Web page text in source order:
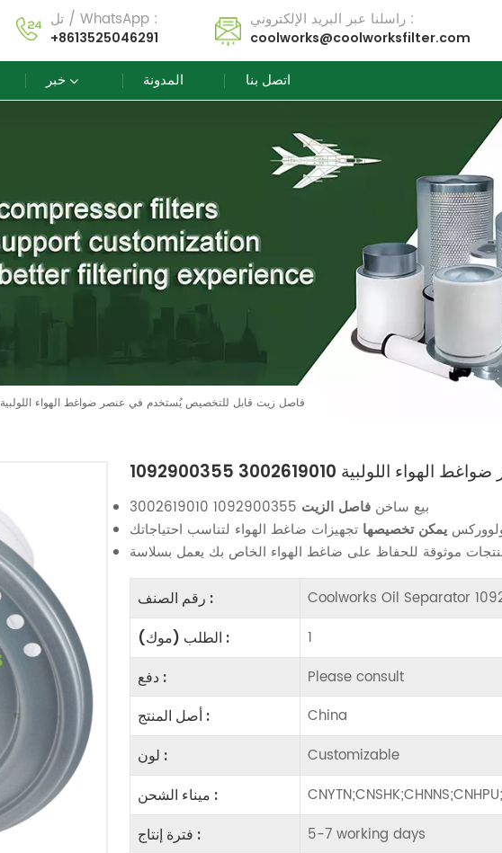
تل / WhatsApp :
+8613525046291
راسلنا عبر البريد الإلكتروني :
coolworks@coolworksfilter.com
خبر المدونة اتصل بنا
1092900355 3002619010 فاصل زيت قابل للتخصيص يُستخدم في عنصر ضواغط الهواء اللولبية
ضواغط الهواء اللولبية
بيع ساخنفاصل الزيت 1092900355 3002619010
يمكن تخصيصها
رقم الصنف : Coolworks Oil Separator
الطلب (موك) : 1
دفع : Please consult
أصل المنتج : China
لون : Customizable
ميناء الشحن :
فترة إنتاج : 5-7 working days